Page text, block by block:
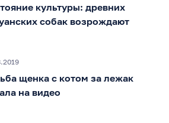
культуры: древних
собак возрождают
щенка с котом за лежак
на видео